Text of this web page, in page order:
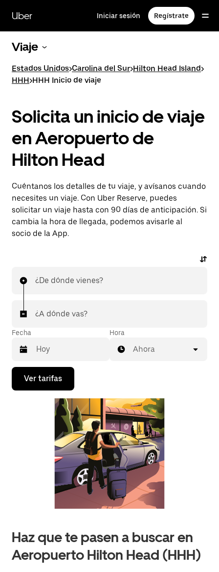
contenido
principal
Uber Iniciar sesión Regístrate
Viaje
Estados Unidos>Carolina del Sur>Hilton Head Island>
HHH>HHH Inicio de viaje
Solicita un inicio de viaje
en Aeropuerto de
Hilton Head
Cuéntanos los detalles de tu viaje, y avísanos cuando
necesites un viaje. Con Uber Reserve, puedes
solicitar un viaje hasta con 90 días de anticipación. Si
cambia la hora de llegada, podemos avisarle al
socio de la App.
¿De dónde vienes?
¿A dónde vas?
Fecha
Presiona
flecha
cerrar
el
calendario.
Hora
Ahora
Ver tarifas
Haz que te pasen a buscar en
Aeropuerto Hilton Head (HHH)